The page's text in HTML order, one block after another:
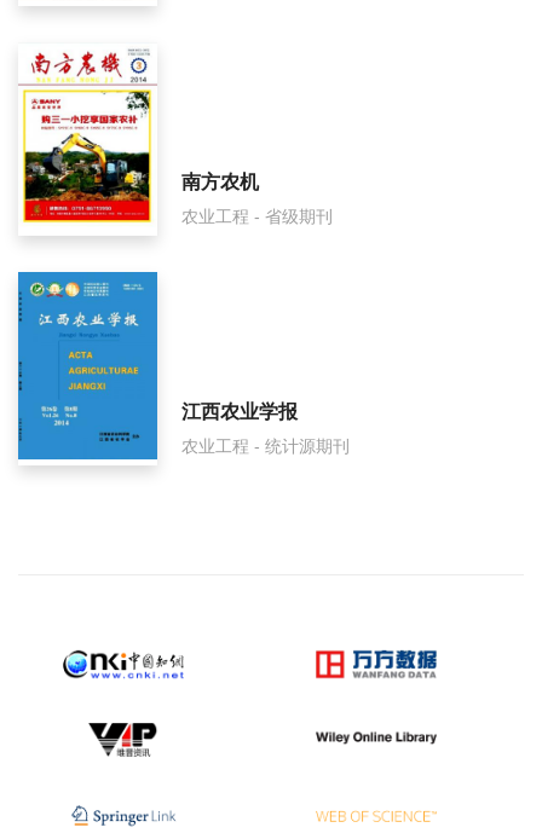
南方农机
农业工程 - 省级期刊
江西农业学报
农业工程 - 统计源期刊